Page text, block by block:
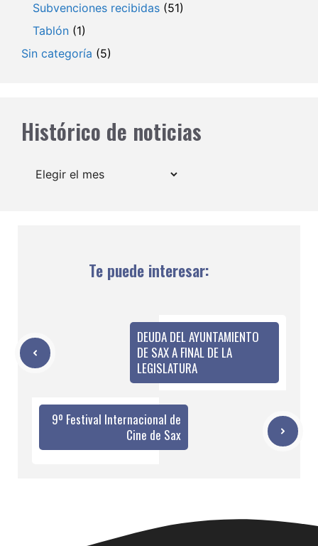
Subvenciones recibidas (51)
Tablón (1)
Sin categoría (5)
Histórico de noticias
Archivos
Te puede interesar:
DEUDA DEL AYUNTAMIENTO
DE SAX A FINAL DE LA
LEGISLATURA
9º Festival Internacional de
Cine de Sax